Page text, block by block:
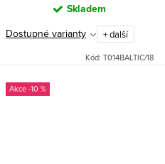
Skladem
Dostupné varianty
+ další
Kód: T014BALTIC/18
-10 %